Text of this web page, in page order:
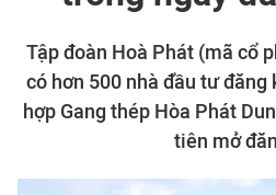
Tập đoàn Hoà Phát (mã cổ
có hơn 500 nhà đầu tư
hợp Gang thép Hòa Phát
tiên mở